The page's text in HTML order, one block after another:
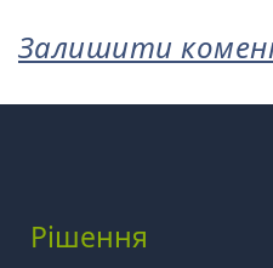
Залишити
Рішення